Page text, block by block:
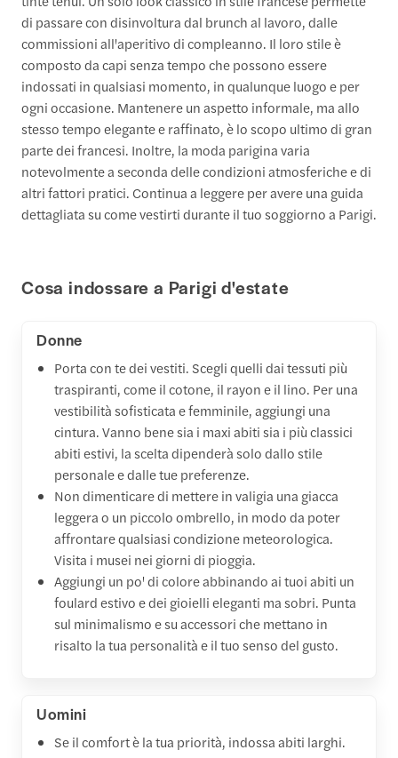
di passare con disinvoltura dal brunch al lavoro, dalle
commissioni all'aperitivo di compleanno. Il loro stile è
composto da capi senza tempo che possono essere
indossati in qualsiasi momento, in qualunque luogo e per
ogni occasione. Mantenere un aspetto informale, ma allo
stesso tempo elegante e raffinato, è lo scopo ultimo di gran
parte dei francesi. Inoltre, la moda parigina varia
notevolmente a seconda delle condizioni atmosferiche e di
altri fattori pratici. Continua a leggere per avere una guida
dettagliata su come vestirti durante il tuo soggiorno a Parigi.
Cosa indossare a Parigi d'estate
Donne
Porta con te dei vestiti. Scegli quelli dai tessuti più
traspiranti, come il cotone, il rayon e il lino. Per una
vestibilità sofisticata e femminile, aggiungi una
cintura. Vanno bene sia i maxi abiti sia i più classici
abiti estivi, la scelta dipenderà solo dallo stile
personale e dalle tue preferenze.
Non dimenticare di mettere in valigia una giacca
leggera o un piccolo ombrello, in modo da poter
affrontare qualsiasi condizione meteorologica.
Visita i musei nei giorni di pioggia.
Aggiungi un po' di colore abbinando ai tuoi abiti un
foulard estivo e dei gioielli eleganti ma sobri. Punta
sul minimalismo e su accessori che mettano in
risalto la tua personalità e il tuo senso del gusto.
Uomini
Se il comfort è la tua priorità, indossa abiti larghi.